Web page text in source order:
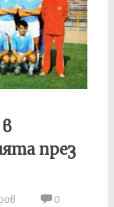
през
0